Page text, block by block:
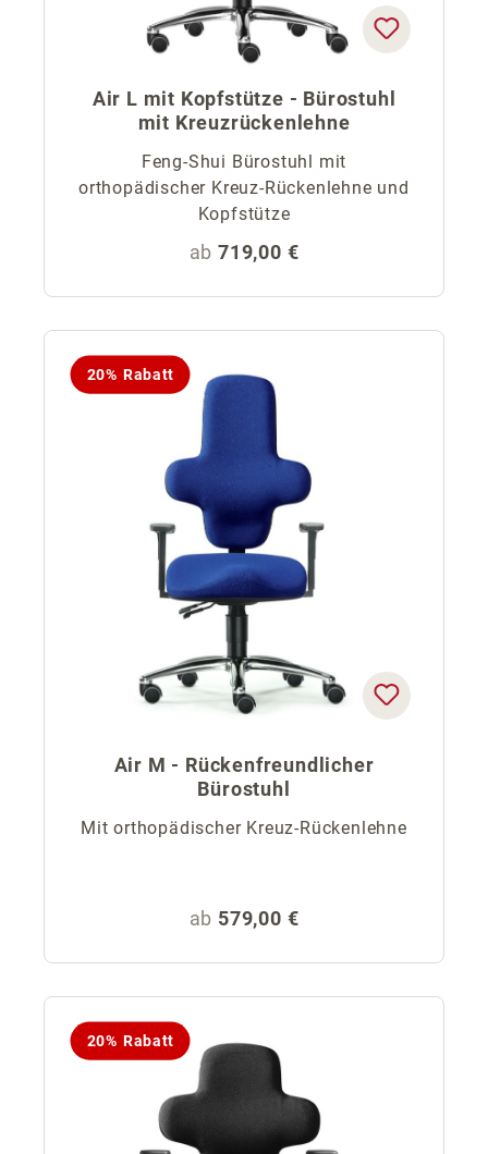
Air L mit Kopfstütze - Bürostuhl
mit Kreuzrückenlehne
Feng-Shui Bürostuhl mit
orthopädischer Kreuz-Rückenlehne und
Kopfstütze
Regulärer Preis:
ab 719,00 €
20% Rabatt
Air M - Rückenfreundlicher
Bürostuhl
Mit orthopädischer Kreuz-Rückenlehne
Regulärer Preis:
ab 579,00 €
20% Rabatt